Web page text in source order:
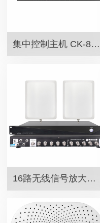
集中控制主机 CK-8800
16路无线信号放大器 MN-200N